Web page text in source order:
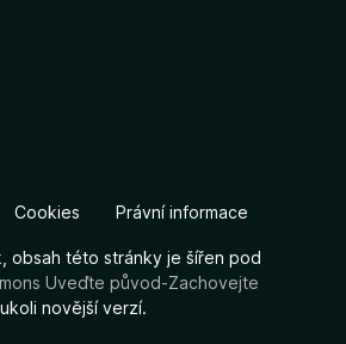
Cookies Právní informace
obsah této stránky je šířen pod
Uveďte původ-Zachovejte
novější verzí.